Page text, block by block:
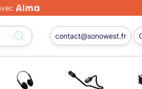
contact@sonowest.fr